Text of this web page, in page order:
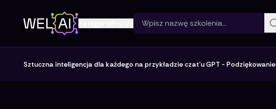
Sztuczna inteligencja dla każdego na przykładzie czat'u GPT - Podziękowanie